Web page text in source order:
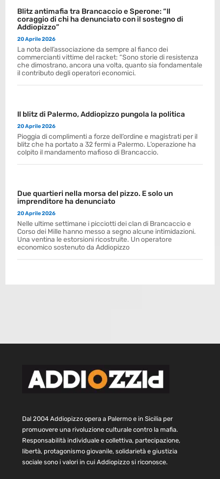
Blitz antimafia tra Brancaccio e Sperone: “Il
coraggio di chi ha denunciato con il sostegno di
Addiopizzo”
20 Aprile 2026
La nota dell’associazione da sempre al fianco dei
commercianti vittime del racket: “Sono storie di resistenza
che dimostrano, ancora una volta, quanto sia fondamentale
il contributo degli operatori economici.
Il blitz di Palermo, Addiopizzo pungola la politica
20 Aprile 2026
Pioggia di complimenti a forze dell’ordine e magistrati per il
blitz che ha portato a 32 fermi a Palermo. L’operazione ha
colpito il mandamento mafioso di Brancaccio.
Due quartieri nella morsa del pizzo. E solo un
imprenditore ha denunciato
20 Aprile 2026
Nelle ultime settimane i picciotti dei clan di Brancaccio e
Corso dei Mille hanno messo a segno alcune intimidazioni.
Una ventina le estorsioni ricostruite. Un operatore
economico sostenuto da Addiopizzo
Dal 2004 Addiopizzo opera a Palermo e in Sicilia per
promuovere una rivoluzione culturale contro la mafia.
Responsabilità individuale e collettiva, partecipazione,
libertà, protagonismo giovanile, solidarietà e giustizia
sociale sono i valori in cui Addiopizzo si riconosce.